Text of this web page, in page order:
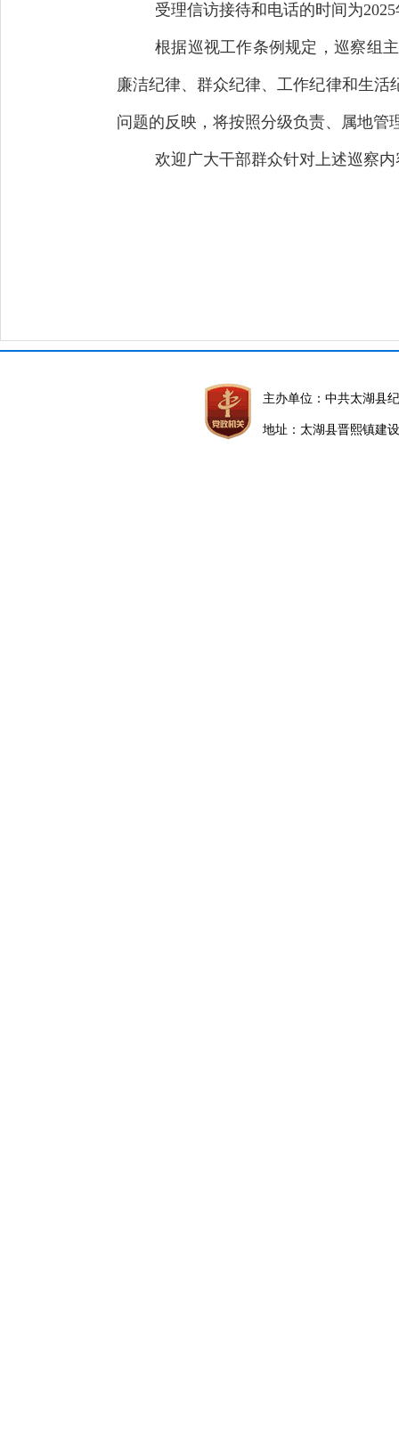
受理信访接待和电话的时间为
根据巡视工作条例规定，巡察组
廉洁纪律、群众纪律、工作纪律和生
问题的反映，将按照分级负责、属地管
欢迎广大干部群众针对上述巡察
主办单位：中共太湖县
地址：太湖县晋熙镇建